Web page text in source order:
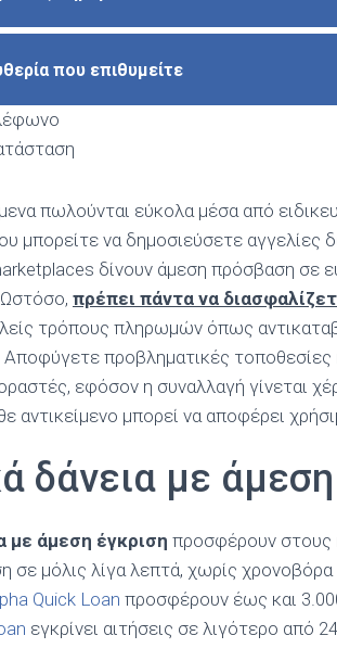
που επιθυμείτε
πωλούνται εύκολα μέσα από
μπορείτε να δημοσιεύσετε αγγελίες
δίνουν άμεση πρόσβαση σε
πρέπει πάντα να
τρόπους πληρωμών όπως
προβληματικές τοποθεσίες
εφόσον η συναλλαγή γίνεται
αντικείμενο μπορεί να αποφέρει
δάνεια με άμεση
με άμεση έγκριση προσφέρουν στους
σε μόλις λίγα λεπτά, χωρίς
Quick Loan προσφέρουν έως και
εγκρίνει αιτήσεις σε λιγότερο από